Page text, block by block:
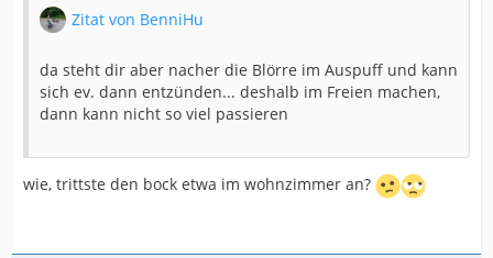
Zitat von BenniHu
da steht dir aber nacher die Blörre im Auspuff und kann
sich ev. dann entzünden... deshalb im Freien machen,
dann kann nicht so viel passieren
wie, trittste den bock etwa im wohnzimmer an?